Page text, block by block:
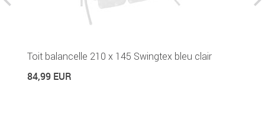
Toit balancelle 210 x 145 Swingtex bleu clair
84,99 EUR